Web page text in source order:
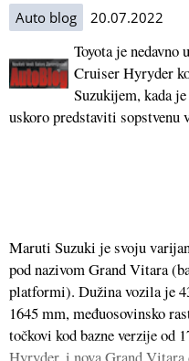
Auto blog 20.07.2022
Toyota je
Cruiser Hyryder
Suzukijem, kada
uskoro predstaviti sopstvenu
Maruti Suzuki je svoju
pod nazivom Grand Vitara
platformi). Dužina vozila je
1645 mm, međuosovinsko
točkovi kod bazne verzije od